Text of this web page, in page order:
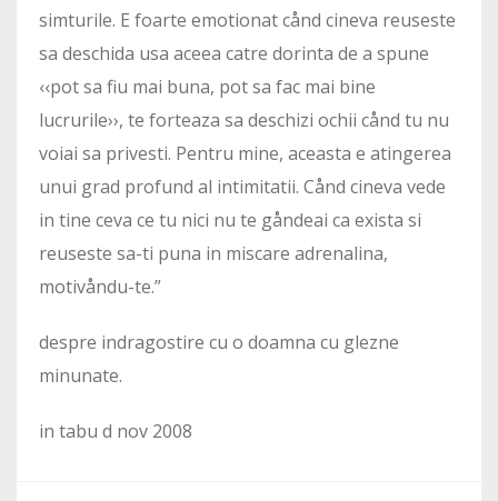
simturile. E foarte emotionat cånd cineva reuseste
sa deschida usa aceea catre dorinta de a spune
‹‹pot sa fiu mai buna, pot sa fac mai bine
lucrurile››, te forteaza sa deschizi ochii c­ånd tu nu
voiai sa privesti. Pentru mine, aceasta e atingerea
unui grad profund al intimitatii. Cånd cineva vede
in tine ceva ce tu nici nu te gåndeai ca exista si
reuseste sa-ti puna in miscare adrenalina,
motivåndu-te.”
despre indragostire cu o doamna cu glezne
minunate.
in tabu d nov 2008